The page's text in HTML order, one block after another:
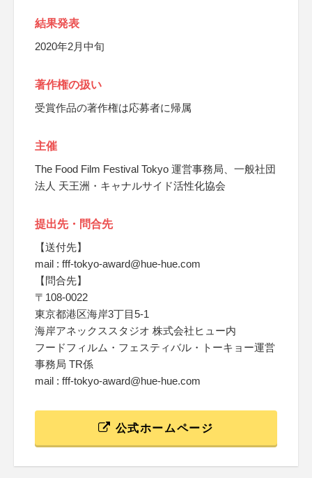
結果発表
2020年2月中旬
著作権の扱い
受賞作品の著作権は応募者に帰属
主催
The Food Film Festival Tokyo 運営事務局、一般社団
法人 天王洲・キャナルサイド活性化協会
提出先・問合先
【送付先】
mail : fff-tokyo-award@hue-hue.com
【問合先】
〒108-0022
東京都港区海岸3丁目5-1
海岸アネックススタジオ 株式会社ヒュー内
フードフィルム・フェスティバル・トーキョー運営
事務局 TR係
mail : fff-tokyo-award@hue-hue.com
公式ホームページ